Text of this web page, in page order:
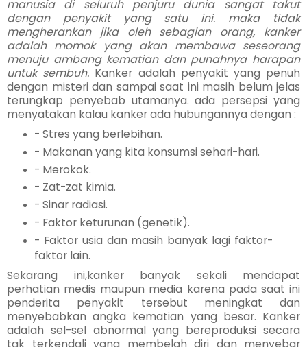
manusia di seluruh penjuru dunia sangat takut
dengan penyakit yang satu ini. maka tidak
mengherankan jika oleh sebagian orang, kanker
adalah momok yang akan membawa seseorang
menuju ambang kematian dan punahnya harapan
untuk sembuh. Kanker adalah penyakit yang penuh
dengan misteri dan sampai saat ini masih belum jelas
terungkap penyebab utamanya. ada persepsi yang
menyatakan kalau kanker ada hubungannya dengan :
- Stres yang berlebihan.
- Makanan yang kita konsumsi sehari-hari.
- Merokok.
- Zat-zat kimia.
- Sinar radiasi.
- Faktor keturunan (genetik).
- Faktor usia dan masih banyak lagi faktor-
faktor lain.
Sekarang ini,kanker banyak sekali mendapat
perhatian medis maupun media karena pada saat ini
penderita penyakit tersebut meningkat dan
menyebabkan angka kematian yang besar. Kanker
adalah sel-sel abnormal yang bereproduksi secara